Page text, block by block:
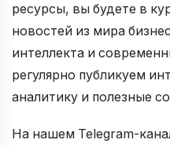
ресурсы, вы будете в
новостей из мира
интеллекта и
регулярно публикуем
аналитику и полезные
На нашем Telegram-